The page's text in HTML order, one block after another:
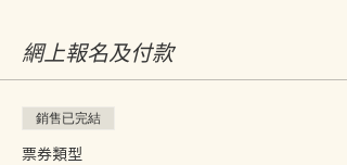
網上報名及付款
銷售已完結
票券類型